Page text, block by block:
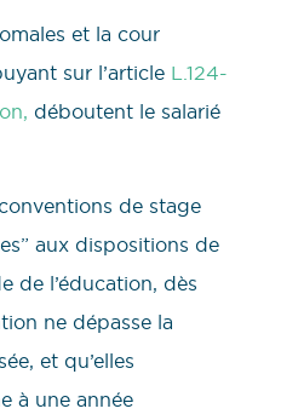
et la cour
sur l’article L.124-
déboutent le salarié
de stage
aux dispositions de
de l’éducation, dès
ne dépasse la
et qu’elles
à une année